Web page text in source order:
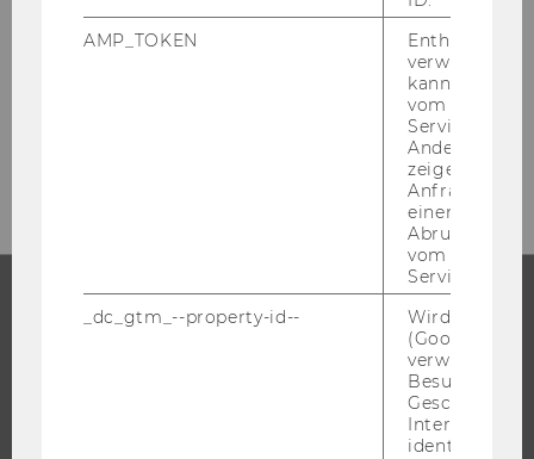
Gebäude LC | Ebene +2
AMP_TOKEN
Enthält ein
verwendet
kann, um
vom AMP-
Service
Andere
zeigen Opt-
Anfrage im
einen Fehler
Abrufen
vom AMP
Service an.
_dc_gtm_--property-id--
Wird von
(Google Tag
verwendet,
Besucher
Geschlecht
Interessen zu
identifizieren.